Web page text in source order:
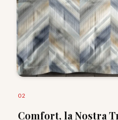
02
Comfort, la Nostra